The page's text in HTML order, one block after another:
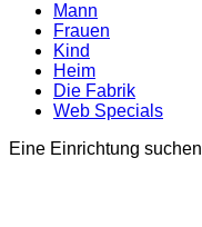
Mann
Frauen
Kind
Heim
Die Fabrik
Web Specials
Eine Einrichtung suchen